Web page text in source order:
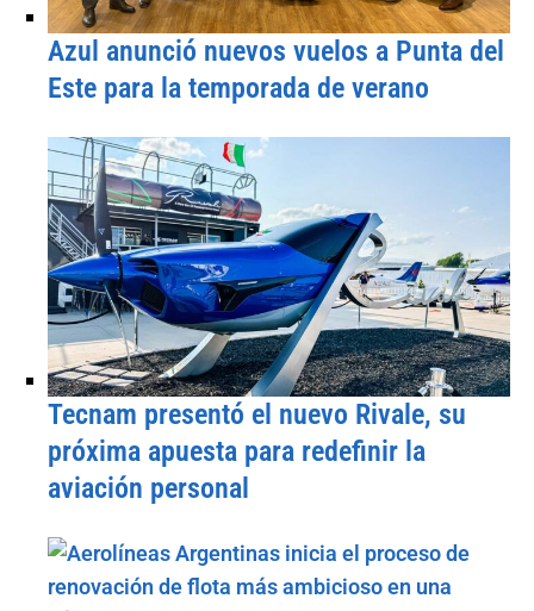
Azul anunció nuevos vuelos a Punta del
Este para la temporada de verano
Tecnam presentó el nuevo Rivale, su
próxima apuesta para redefinir la
aviación personal